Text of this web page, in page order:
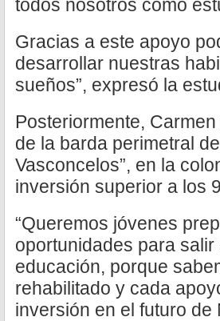
todos nosotros como
Gracias a este apoyo
desarrollar nuestras
sueños”, expresó la
Posteriormente,
de la barda perimetral
Vasconcelos”, en la
inversión superior a los
“Queremos jóvenes
oportunidades para
educación, porque
rehabilitado y cada
inversión en el futuro de